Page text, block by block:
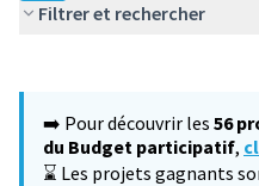
Filtrer et rechercher
−
➡️ Pour découvrir les 56
du Budget participatif,
⌛ Les projets gagnants